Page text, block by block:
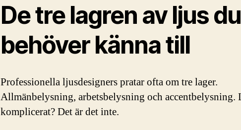
De tre lagren av ljus du
behöver känna till
Professionella ljusdesigners pratar ofta om tre lager.
Allmänbelysning, arbetsbelysning och accentbelysning.
komplicerat? Det är det inte.